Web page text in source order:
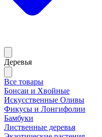
Деревья
Все товары
Бонсаи и Хвойные
Искусственные Оливы
Фикусы и Лонгифолии
Бамбуки
Лиственные деревья